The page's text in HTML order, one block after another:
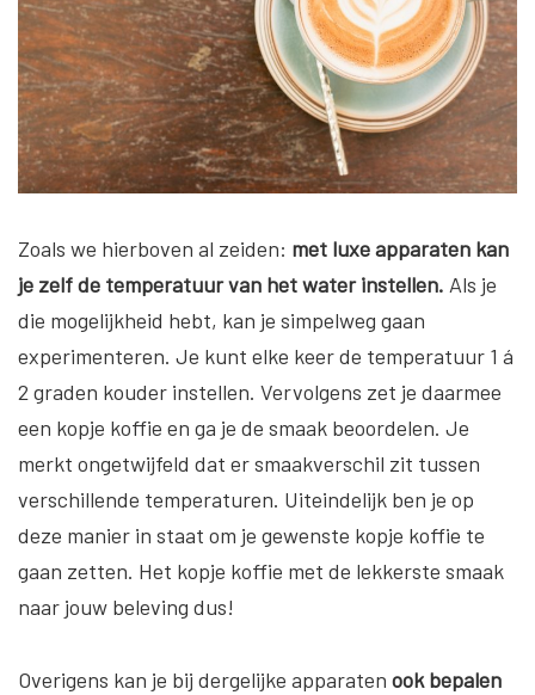
Zoals we hierboven al zeiden: met luxe apparaten kan
je zelf de temperatuur van het water instellen. Als je
die mogelijkheid hebt, kan je simpelweg gaan
experimenteren. Je kunt elke keer de temperatuur 1 á
2 graden kouder instellen. Vervolgens zet je daarmee
een kopje koffie en ga je de smaak beoordelen. Je
merkt ongetwijfeld dat er smaakverschil zit tussen
verschillende temperaturen. Uiteindelijk ben je op
deze manier in staat om je gewenste kopje koffie te
gaan zetten. Het kopje koffie met de lekkerste smaak
naar jouw beleving dus!
Overigens kan je bij dergelijke apparaten ook bepalen